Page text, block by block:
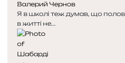
Валерий Чернов
Я в школі теж думав, що
в житті не...